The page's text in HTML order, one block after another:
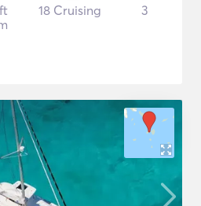
18 Cruising 3